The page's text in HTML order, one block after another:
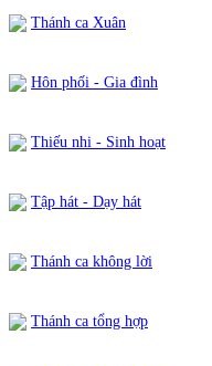
Thánh ca Xuân
Hôn phối - Gia đình
Thiếu nhi - Sinh hoạt
Tập hát - Dạy hát
Thánh ca không lời
Thánh ca tổng hợp